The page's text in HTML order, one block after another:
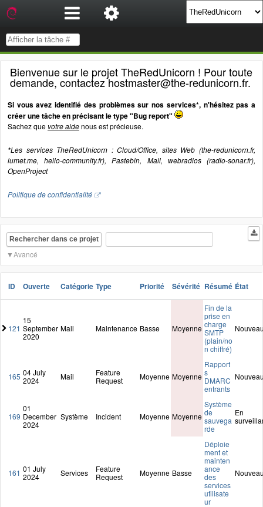
Bienvenue sur le projet TheRedUnicorn ! Pour toute
demande, contactez hostmaster@the-redunicorn.fr.
Si vous avez identifié des problèmes sur nos services*, n'hésitez pas a
créer une tâche en précisant le type "Bug report"
Sachez que votre aidenous est précieuse.
*Les services TheRedUnicorn : Cloud/Office, sites Web (the-redunicorn.fr,
lumet.me, hello-community.fr), Pastebin, Mail, webradios (radio-sonar.fr),
OpenProject
Politique de confidentialité
Rechercher dans ce projet
Avancé
ID Ouverte Catégorie Type Priorité Sévérité Résumé État
121
15
September
2020
Mail Maintenance Basse Moyenne
Fin de la
prise en
charge
SMTP
(plain/no
n chiffré)
165 04 July
2024
Mail
Feature
Request
Moyenne Moyenne
Rapport
s
DMARC
entrants
169
01
December
2024
Système Incident Moyenne Moyenne
Système
de
sauvega
rde
En
161 01 July
2024
Services
Feature
Request
Moyenne Basse
Déploie
ment et
mainten
ance
des
services
utilisate
ur